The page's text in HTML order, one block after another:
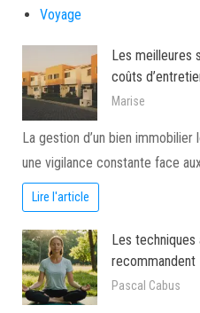
Voyage
Les meilleures
coûts
Marise
La gestion d’un bien
une vigilance constante face
Lire l'article
Les
recommandent
Pascal Cabus